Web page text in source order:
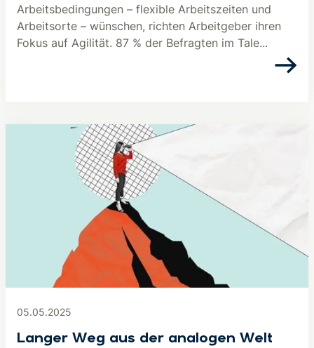
Arbeitsbedingungen – flexible Arbeitszeiten und
Arbeitsorte – wünschen, richten Arbeitgeber ihren
Fokus auf Agilität. 87 % der Befragten im Tale...
05.05.2025
Langer Weg aus der analogen Welt